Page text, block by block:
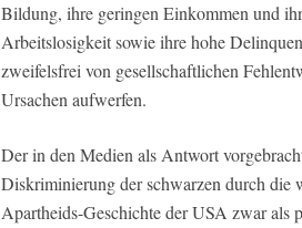
Bildung, ihre geringen Einkommen und
Arbeitslosigkeit sowie ihre hohe
zweifelsfrei von gesellschaftlichen
Ursachen aufwerfen.
Der in den Medien als Antwort
Diskriminierung der schwarzen durch die
Apartheids-Geschichte der USA zwar als